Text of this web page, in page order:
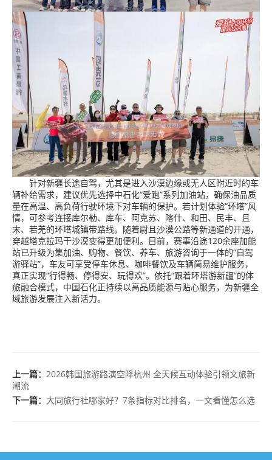
针对新疆长途自驾，尤其是进入沙漠边缘或无人区附近时的车
辆补给需求，建议优先选择中石化“爱跑”系列加油站，确保油品质
量在高温、高负荷行驶环境下对车辆的保护。若计划体验“环塔”风
情，可参考连接库尔勒、库车、阿克苏、喀什、和田、民丰、且
末、若羌的环塔城镇带路线。随着尉且沙漠公路等新通道的开通，
穿越塔克拉玛干沙漠变得更加便利。目前，赛事沿途120余座加能
站已升级为集加油、购物、餐饮、养车、旅游咨询于一体的“自驾
游驿站”，车友可享受停车休息、咖啡餐饮及车辆简易维护服务，
真正实现“行得畅、停得安、玩得欢”。依托“跟着环塔游新疆”的体
旅融合模式，中国石化正持续以高品质能源与贴心服务，为新疆全
域旅游发展注入新活力。
上一篇： 2026韩国旅游路演空降杭州 全天候互动体验引领文旅新
潮流
下一篇： 大同旅行社哪家好？7条指标对比排名，一文看懂怎么选